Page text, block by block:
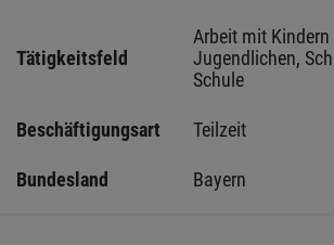
Tätigkeitsfeld
Arbeit mit Kindern
Jugendlichen,
Schule
Beschäftigungsart Teilzeit
Bundesland Bayern